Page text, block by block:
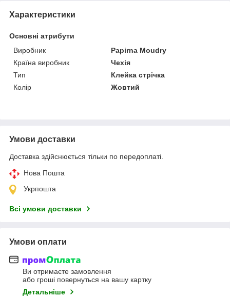
Характеристики
Основні атрибути
Виробник
Papirna Moudry
Країна виробник
Чехія
Тип
Клейка стрічка
Колір
Жовтий
Умови доставки
Доставка здійснюється тільки по передоплаті.
Нова Пошта
Укрпошта
Всі умови доставки
Умови оплати
Ви отримаєте замовлення
або гроші повернуться на вашу картку
Детальніше